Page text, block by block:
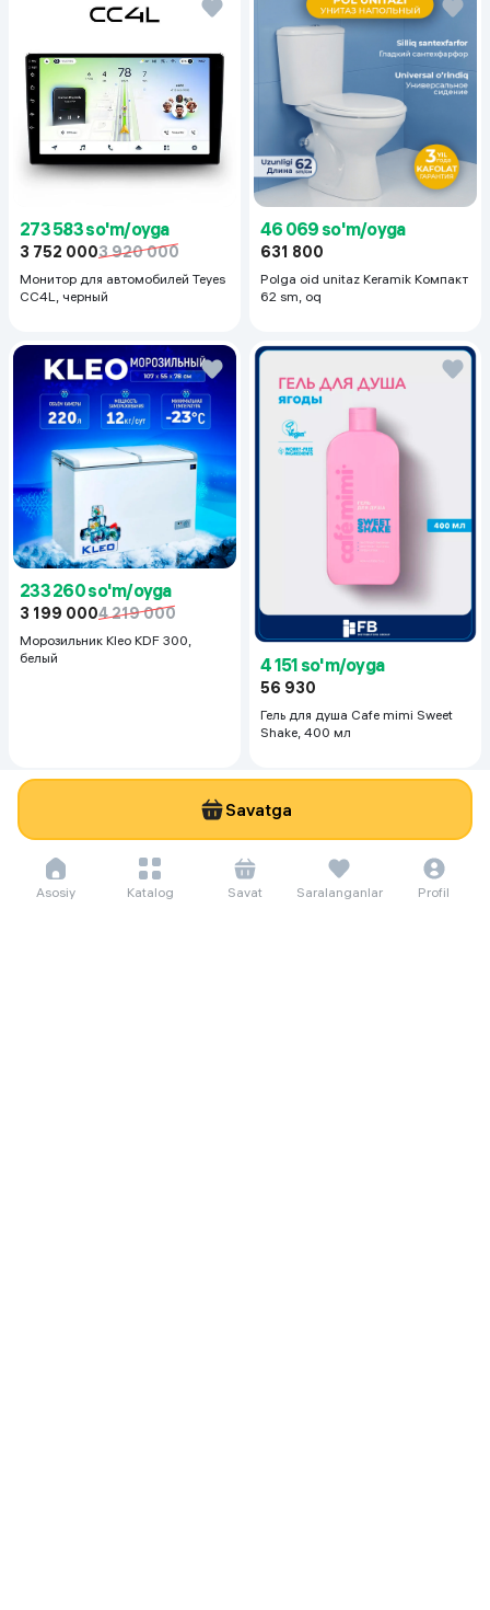
Savatga
273 583 so'm/oyga
3 752 0003 920 000
Монитор для автомобилей Teyes
CC4L, черный
46 069 so'm/oyga
631 800
Polga oid unitaz Keramik Компакт
62 sm, oq
233 260 so'm/oyga
3 199 0004 219 000
Морозильник Kleo KDF 300,
белый
4 151 so'm/oyga
56 930
Гель для душа Cafe mimi Sweet
Shake, 400 мл
Asosiy Katalog Savat Saralanganlar Profil